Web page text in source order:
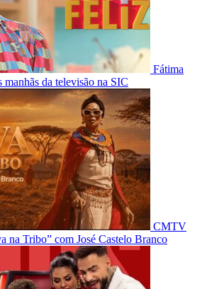
Fátima
manhãs da televisão na SIC
CMTV
na Tribo” com José Castelo Branco